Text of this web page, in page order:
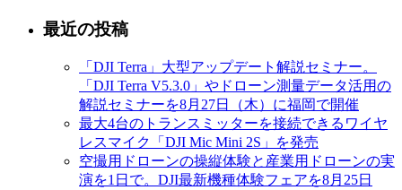
最近の投稿
「DJI Terra」大型アップデート解説セミナー。
「DJI Terra V5.3.0」やドローン測量データ活用の
解説セミナーを8月27日（木）に福岡で開催
最大4台のトランスミッターを接続できるワイヤ
レスマイク「DJI Mic Mini 2S」を発売
空撮用ドローンの操縦体験と産業用ドローンの実
演を1日で。DJI最新機種体験フェアを8月25日